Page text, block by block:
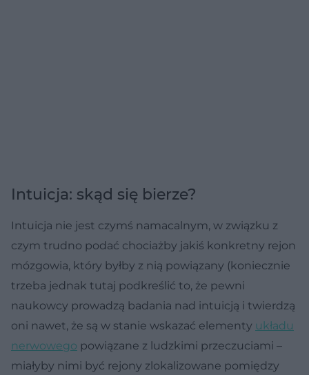
Intuicja: skąd się bierze?
Intuicja nie jest czymś namacalnym, w związku z
czym trudno podać chociażby jakiś konkretny rejon
mózgowia, który byłby z nią powiązany (koniecznie
trzeba jednak tutaj podkreślić to, że pewni
naukowcy prowadzą badania nad intuicją i twierdzą
oni nawet, że są w stanie wskazać elementy układu
nerwowego powiązane z ludzkimi przeczuciami –
miałyby nimi być rejony zlokalizowane pomiędzy